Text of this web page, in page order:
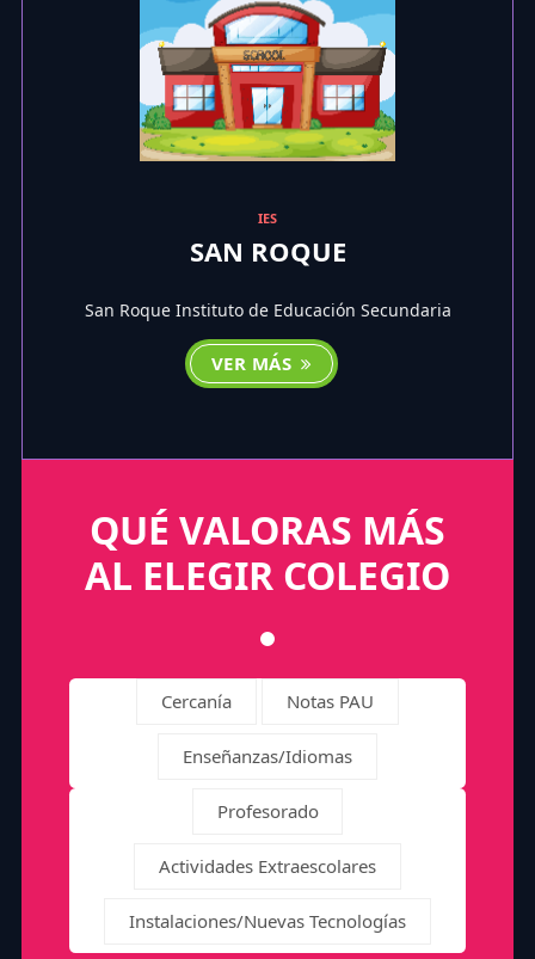
IES
SAN ROQUE
San Roque Instituto de Educación Secundaria
VER MÁS
QUÉ VALORAS MÁS
AL ELEGIR COLEGIO
Cercanía Notas PAU
Enseñanzas/Idiomas
Profesorado
Actividades Extraescolares
Instalaciones/Nuevas Tecnologías